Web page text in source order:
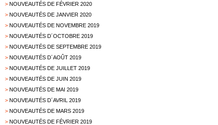
> NOUVEAUTÉS DE FÉVRIER 2020
> NOUVEAUTÉS DE JANVIER 2020
> NOUVEAUTÉS DE NOVEMBRE 2019
> NOUVEAUTÉS D´OCTOBRE 2019
> NOUVEAUTÉS DE SEPTEMBRE 2019
> NOUVEAUTÉS D´AOÛT 2019
> NOUVEAUTÉS DE JUILLET 2019
> NOUVEAUTÉS DE JUIN 2019
> NOUVEAUTÉS DE MAI 2019
> NOUVEAUTÉS D´AVRIL 2019
> NOUVEAUTÉS DE MARS 2019
> NOUVEAUTÉS DE FÉVRIER 2019